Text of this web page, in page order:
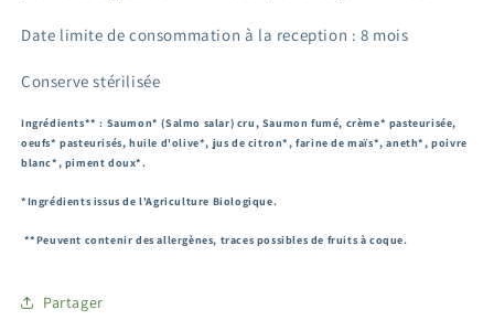
Date limite de consommation à la reception : 8 mois
Conserve stérilisée
Ingrédients** : Saumon* (Salmo salar) cru, Saumon fumé, crème* pasteurisée,
oeufs* pasteurisés, huile d'olive*, jus de citron*, farine de maïs*, aneth*, poivre
blanc*, piment doux*.
*Ingrédients issus de l'Agriculture Biologique.
**Peuvent contenir des allergènes, traces possibles de fruits à coque.
Partager